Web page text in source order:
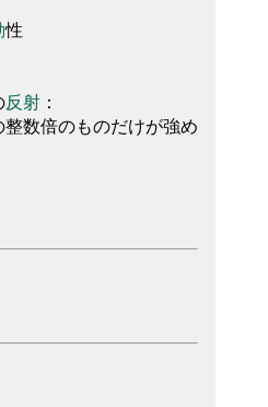
性
反射 ：
整数倍のものだけが強め